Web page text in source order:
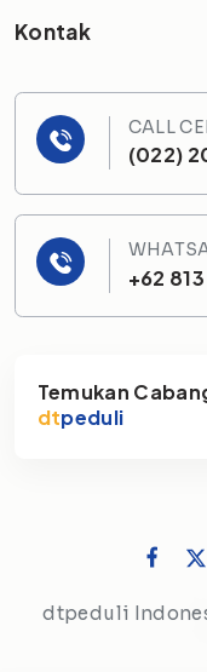
Kontak
CALL
(022)
+62 813
Temukan
dtpeduli
dtpeduli